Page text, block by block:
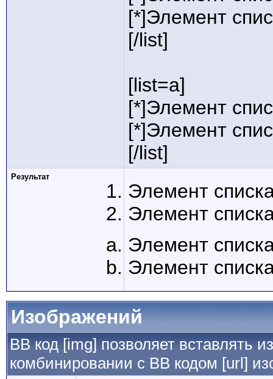
[*]Элемент
[/list]
[list=a]
[*]Элемент
[*]Элемент
[/list]
Результат
Элемент
Элемент
Элемент
Элемент
Изображений
BB код [img] позволяет вставлять
комбинировании с BB кодом [url]